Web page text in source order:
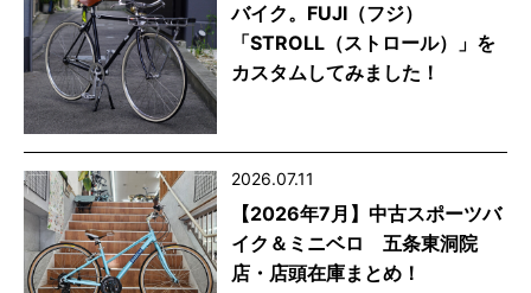
バイク。FUJI（フジ）
「STROLL（ストロール）」を
カスタムしてみました！
2026.07.11
【2026年7月】中古スポーツバ
イク＆ミニベロ 五条東洞院
店・店頭在庫まとめ！